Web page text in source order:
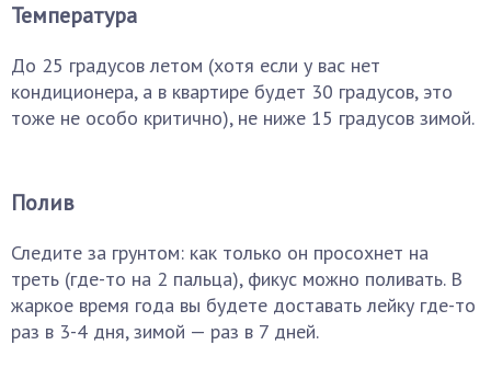
Температура
До 25 градусов летом (хотя если у вас нет
кондиционера, а в квартире будет 30 градусов, это
тоже не особо критично), не ниже 15 градусов зимой.
Полив
Следите за грунтом: как только он просохнет на
треть (где-то на 2 пальца), фикус можно поливать. В
жаркое время года вы будете доставать лейку где-то
раз в 3-4 дня, зимой — раз в 7 дней.